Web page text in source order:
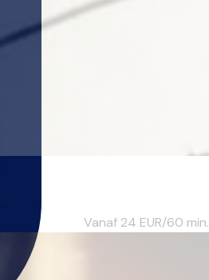
Vanaf 24 EUR/60 min.